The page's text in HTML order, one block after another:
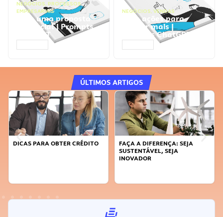
NEGÓCIOS, PROCESSOS
EMPRESARIAIS
Faça uma proposta
comercial | Prompts
ChatGPT
NEGÓCIOS, VENDAS
Faça ações para
vender mais |
Prompts ChatGPT
ÚLTIMOS ARTIGOS
DICAS PARA OBTER CRÉDITO
FAÇA A DIFERENÇA: SEJA
SUSTENTÁVEL, SEJA
INOVADOR